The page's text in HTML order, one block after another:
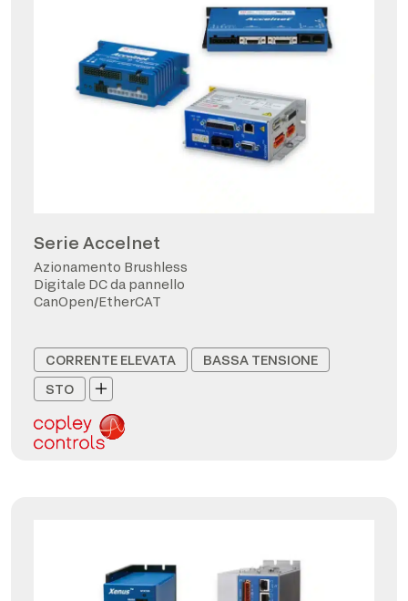
Serie Accelnet
Azionamento Brushless
Digitale DC da pannello
CanOpen/EtherCAT
CORRENTE ELEVATA
BASSA TENSIONE
STO